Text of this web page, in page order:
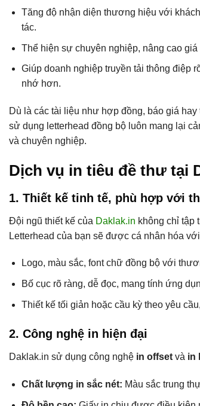
Tăng độ nhận diện thương hiệu với
tác.
Thể hiện sự chuyên nghiệp, nâng cao giá
Giúp doanh nghiệp truyền tải thông điệp
nhớ hơn.
Dù là các tài liệu như hợp đồng, báo giá
sử dụng letterhead đồng bộ luôn mang lại
và chuyên nghiệp.
Dịch vụ in tiêu đề thư tại
1. Thiết kế tinh tế, phù hợp với
Đội ngũ thiết kế của Daklak.in không chỉ tập
Letterhead của bạn sẽ được cá nhân hóa
Logo, màu sắc, font chữ đồng bộ với
Bố cục rõ ràng, dễ đọc, mang tính ứng
Thiết kế tối giản hoặc cầu kỳ theo yêu
2. Công nghệ in hiện đại
Daklak.in sử dụng công nghệ in offset và in
Chất lượng in sắc nét: Màu sắc trung